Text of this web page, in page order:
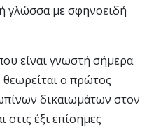
γλώσσα με σφηνοειδή
είναι γνωστή σήμερα
ο πρώτος
δικαιωμάτων στον
στις έξι επίσημες